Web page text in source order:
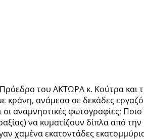
του ΑΚΤΩΡΑ κ. Κούτρα
κράνη, ανάμεσα σε δεκάδες
αναμνηστικές φωτογραφίες;
να κυματίζουν δίπλα από
χαμένα εκατοντάδες